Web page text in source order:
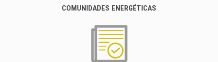
COMUNIDADES ENERGÉTICAS